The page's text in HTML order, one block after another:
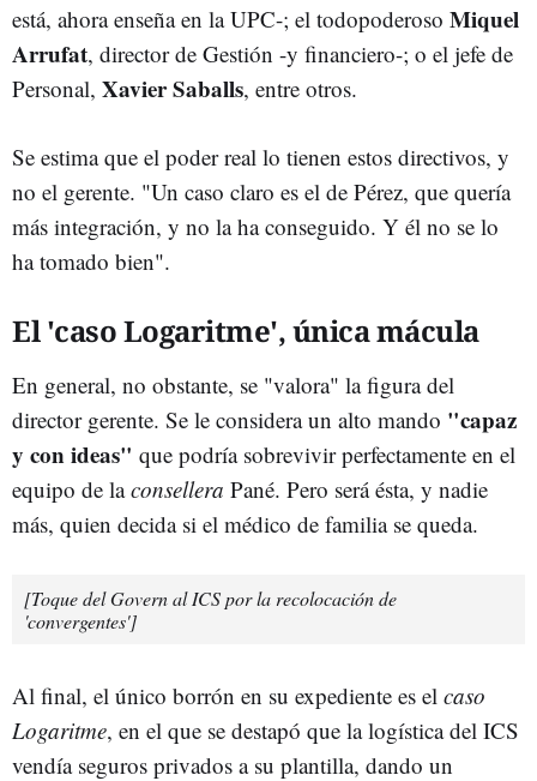
está, ahora enseña en la UPC-; el todopoderoso Miquel
Arrufat, director de Gestión -y financiero-; o el jefe de
Personal, Xavier Saballs, entre otros.
Se estima que el poder real lo tienen estos directivos, y
no el gerente. "Un caso claro es el de Pérez, que quería
más integración, y no la ha conseguido. Y él no se lo
ha tomado bien".
El 'caso Logaritme', única mácula
En general, no obstante, se "valora" la figura del
director gerente. Se le considera un alto mando "capaz
y con ideas" que podría sobrevivir perfectamente en el
equipo de laconsellera Pané. Pero será ésta, y nadie
más, quien decida si el médico de familia se queda.
[Toque del Govern al ICS por la recolocación de
'convergentes']
Al final, el único borrón en su expediente es el caso
Logaritme, en el que se destapó que la logística del ICS
vendía seguros privados a su plantilla, dando un